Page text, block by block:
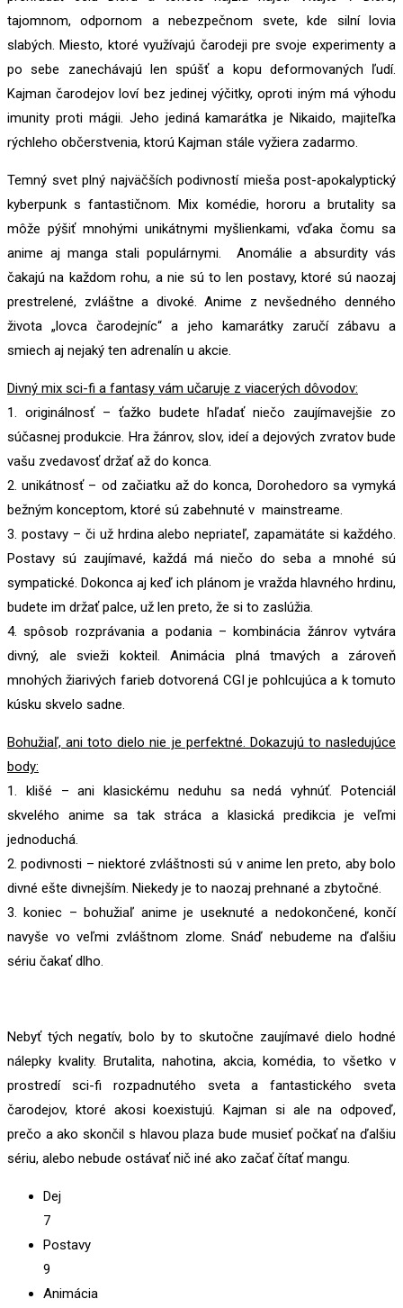
tajomnom, odpornom a nebezpečnom svete, kde silní lovia
slabých. Miesto, ktoré využívajú čarodeji pre svoje experimenty a
po sebe zanechávajú len spúšť a kopu deformovaných ľudí.
Kajman čarodejov loví bez jedinej výčitky, oproti iným má výhodu
imunity proti mágii. Jeho jediná kamarátka je Nikaido, majiteľka
rýchleho občerstvenia, ktorú Kajman stále vyžiera zadarmo.
Temný svet plný najväčších podivností mieša post-apokalyptický
kyberpunk s fantastičnom. Mix komédie, hororu a brutality sa
môže pýšiť mnohými unikátnymi myšlienkami, vďaka čomu sa
anime aj manga stali populárnymi. Anomálie a absurdity vás
čakajú na každom rohu, a nie sú to len postavy, ktoré sú naozaj
prestrelené, zvláštne a divoké. Anime z nevšedného denného
života „lovca čarodejníc“ a jeho kamarátky zaručí zábavu a
smiech aj nejaký ten adrenalín u akcie.
Divný mix sci-fi a fantasy vám učaruje z viacerých dôvodov:
1. originálnosť – ťažko budete hľadať niečo zaujímavejšie zo
súčasnej produkcie. Hra žánrov, slov, ideí a dejových zvratov bude
vašu zvedavosť držať až do konca.
2. unikátnosť – od začiatku až do konca, Dorohedoro sa vymyká
bežným konceptom, ktoré sú zabehnuté v mainstreame.
3. postavy – či už hrdina alebo nepriateľ, zapamätáte si každého.
Postavy sú zaujímavé, každá má niečo do seba a mnohé sú
sympatické. Dokonca aj keď ich plánom je vražda hlavného hrdinu,
budete im držať palce, už len preto, že si to zaslúžia.
4. spôsob rozprávania a podania – kombinácia žánrov vytvára
divný, ale svieži kokteil. Animácia plná tmavých a zároveň
mnohých žiarivých farieb dotvorená CGI je pohlcujúca a k tomuto
kúsku skvelo sadne.
Bohužiaľ, ani toto dielo nie je perfektné. Dokazujú to nasledujúce
body:
1. klišé – ani klasickému neduhu sa nedá vyhnúť. Potenciál
skvelého anime sa tak stráca a klasická predikcia je veľmi
jednoduchá.
2. podivnosti – niektoré zvláštnosti sú v anime len preto, aby bolo
divné ešte divnejším. Niekedy je to naozaj prehnané a zbytočné.
3. koniec – bohužiaľ anime je useknuté a nedokončené, končí
navyše vo veľmi zvláštnom zlome. Snáď nebudeme na ďalšiu
sériu čakať dlho.
Nebyť tých negatív, bolo by to skutočne zaujímavé dielo hodné
nálepky kvality. Brutalita, nahotina, akcia, komédia, to všetko v
prostredí sci-fi rozpadnutého sveta a fantastického sveta
čarodejov, ktoré akosi koexistujú. Kajman si ale na odpoveď,
prečo a ako skončil s hlavou plaza bude musieť počkať na ďalšiu
sériu, alebo nebude ostávať nič iné ako začať čítať mangu.
Dej
7
Postavy
9
Animácia